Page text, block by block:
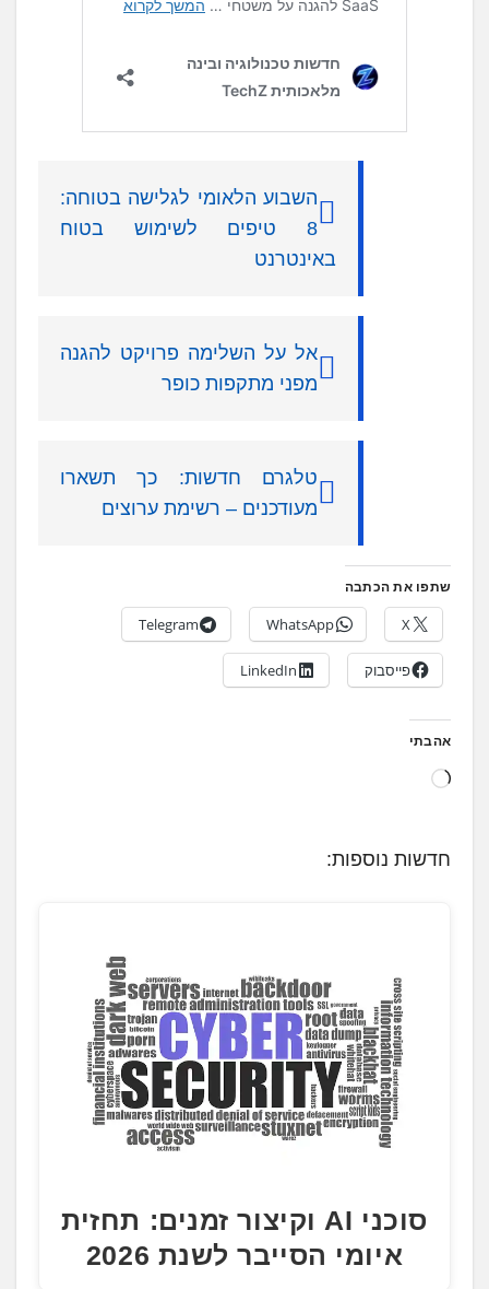
השבוע הלאומי לגלישה בטוחה:
8 טיפים לשימוש בטוח
באינטרנט
אל על השלימה פרויקט להגנה
מפני מתקפות כופר
טלגרם חדשות: כך תשארו
מעודכנים – רשימת ערוצים
שתפו את הכתבה
X
WhatsApp
Telegram
פייסבוק LinkedIn
אהבתי
ט
חדשות נוספות:
סוכני AI וקיצור זמנים: תחזית
איומי הסייבר לשנת 2026